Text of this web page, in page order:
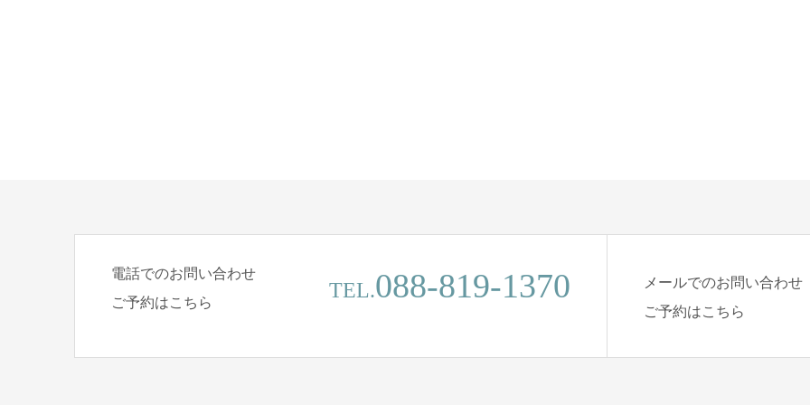
電話でのお問い合わせ
ご予約はこちら
TEL.088-819-1370
メールでのお問い合わせ
ご予約はこちら